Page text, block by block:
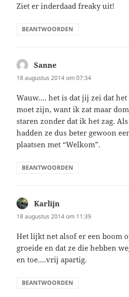
Ziet er inderdaad freaky uit!
BEANTWOORDEN
Sanne
18 augustus 2014 om 07:34
Wauw…. het is dat jij zei dat
moet zijn, want ik zat maar
staren zonder dat ik het zag.
hadden ze dus beter gewoon
plaatsen met “Welkom”.
BEANTWOORDEN
Karlijn
18 augustus 2014 om 11:39
Het lijkt net alsof er een boom
groeide en dat ze die hebben
en toe….vrij apartig.
BEANTWOORDEN